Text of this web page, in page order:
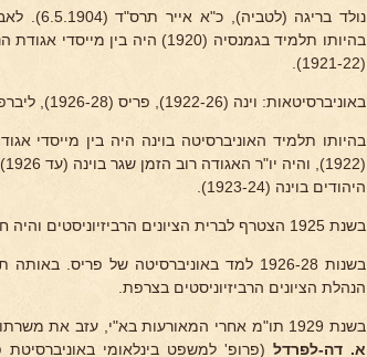
נולד בריגה (לטביה), כ"א אייר תרס"ד (6.5.1904). לאביו
בהיותו תלמיד בגמנסיה (1920)
(1921-22).
באוניברסיטאות: וינה (1922-26), פריס (1926-28), ליברפול (1928-29), הובארד (1932-33).
בהיותו תלמיד האוניברסיטה בוינה היה בין מייסדי
היהודים בוינה (1923-24).
בשנת 1925 הצטרף לברית הציונים הרביזיוניסטים והיה חבר בהנהלת הברית באוסטריה.
בשנות 1926-28 למד באוניברסיטה של
הנהלת הציונים הרביזיוניסטים בצרפת.
בשנת 1929 תו"מ אחרי המאורעות בא"י, עזב את משרתו. שנתמנה אליה לפני חדשים מועטים, כעוזרו של פרופ'
א. דה-לפרדל (פרופ' למשפט בינלאומי באוניברסיטת